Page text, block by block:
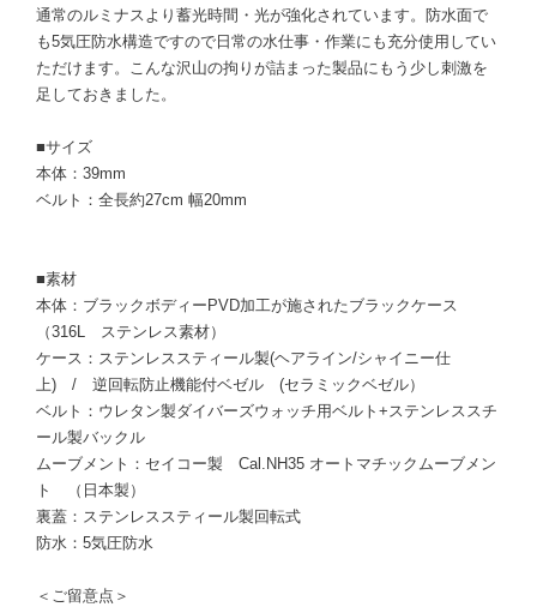
通常のルミナスより蓄光時間・光が強化されています。防水面で
も5気圧防水構造ですので日常の水仕事・作業にも充分使用してい
ただけます。こんな沢山の拘りが詰まった製品にもう少し刺激を
足しておきました。
■サイズ
本体：39mm
ベルト：全長約27cm 幅20mm
■素材
本体：ブラックボディーPVD加工が施されたブラックケース
（316L ステンレス素材）
ケース：ステンレススティール製(ヘアライン/シャイニー仕
上) / 逆回転防止機能付ベゼル (セラミックベゼル）
ベルト：ウレタン製ダイバーズウォッチ用ベルト+ステンレススチ
ール製バックル
ムーブメント：セイコー製 Cal.NH35 オートマチックムーブメン
ト （日本製）
裏蓋：ステンレススティール製回転式
防水：5気圧防水
＜ご留意点＞